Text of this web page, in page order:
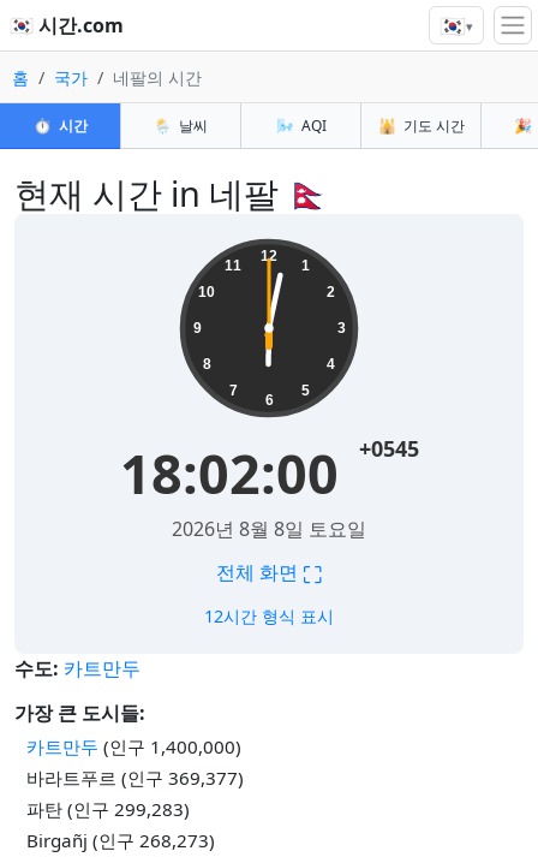
🇰🇷 시간.com 🇰🇷▾
홈 국가 네팔의 시간
⏱️ 시간 🌦️ 날씨 🌬️ AQI 🕌 기도 시간 🎉
현재 시간 in 네팔 🇳🇵
12
1
2
3
4
5
6
7
8
9
10
11
18:02:00 +0545
2026년 8월 8일 토요일
전체 화면 ⛶
12시간 형식 표시
수도: 카트만두
가장 큰 도시들:
카트만두 (인구 1,400,000)
바라트푸르 (인구 369,377)
파탄 (인구 299,283)
Birgañj (인구 268,273)